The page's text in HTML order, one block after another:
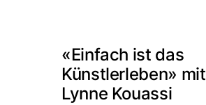
«Einfach ist das
Künstlerleben» mit
Lynne Kouassi